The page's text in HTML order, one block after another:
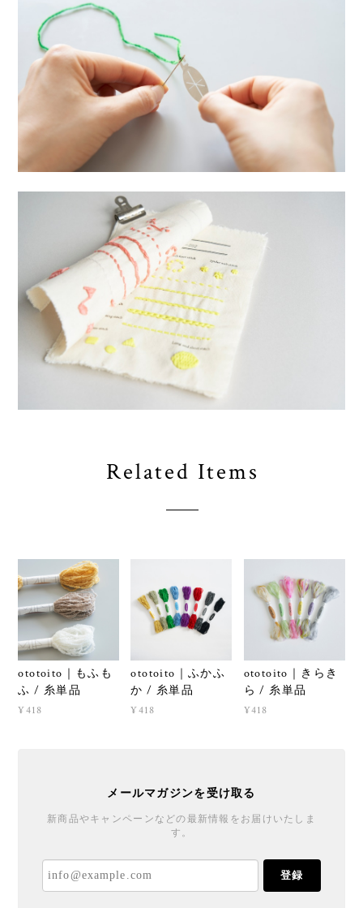
Related Items
ototoito｜もふも
ふ / 糸単品
¥418
ototoito｜ふかふ
か / 糸単品
¥418
ototoito｜きらき
ら / 糸単品
¥418
メールマガジンを受け取る
新商品やキャンペーンなどの最新情報をお届けいたしま
す。
登録